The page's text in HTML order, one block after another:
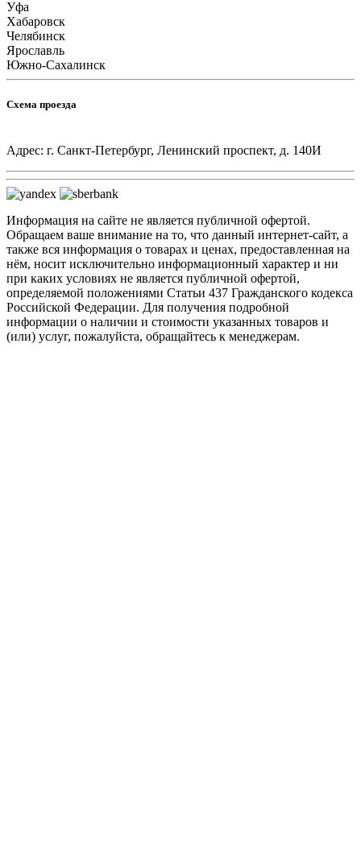
Уфа
Хабаровск
Челябинск
Ярославль
Южно-Сахалинск
Схема проезда
Адрес: г. Санкт-Петербург, Ленинский проспект, д. 140И
Информация на сайте не является публичной офертой.
Обращаем ваше внимание на то, что данный интернет-сайт, а
также вся информация о товарах и ценах, предоставленная на
нём, носит исключительно информационный характер и ни
при каких условиях не является публичной офертой,
определяемой положениями Статьи 437 Гражданского кодекса
Российской Федерации. Для получения подробной
информации о наличии и стоимости указанных товаров и
(или) услуг, пожалуйста, обращайтесь к менеджерам.